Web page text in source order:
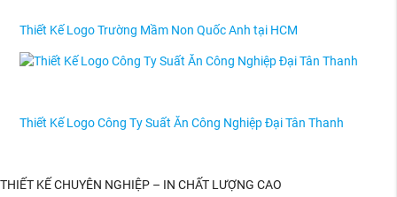
Thiết Kế Logo Trường Mầm Non Quốc Anh tại HCM
Thiết Kế Logo Công Ty Suất Ăn Công Nghiệp Đại Tân Thanh
THIẾT KẾ CHUYÊN NGHIỆP – IN CHẤT LƯỢNG CAO